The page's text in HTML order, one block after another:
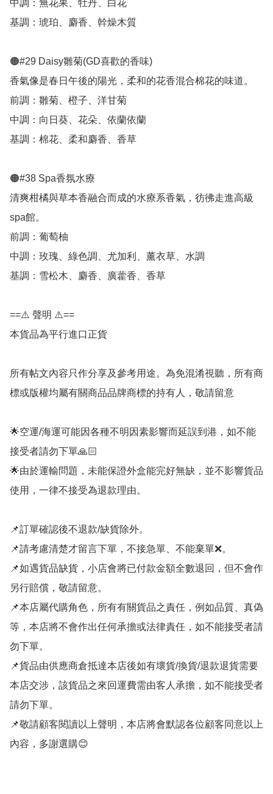
中調：無花果、牡丹、白花
基調：琥珀、麝香、幹燥木質
🟠#29 Daisy雛菊(GD喜歡的香味)
香氣像是春日午後的陽光，柔和的花香混合棉花的味道。
前調：雛菊、橙子、洋甘菊
中調：向日葵、花朵、依蘭依蘭
基調：棉花、柔和麝香、香草
🟠#38 Spa香氛水療
清爽柑橘與草本香融合而成的水療系香氣，彷彿走進高級
spa館。
前調：葡萄柚
中調：玫瑰、綠色調、尤加利、薰衣草、水調
基調：雪松木、麝香、廣藿香、香草
==⚠️ 聲明 ⚠️==
本貨品為平行進口正貨
所有帖文內容只作分享及參考用途。為免混淆視聽，所有商
標或版權均屬有關商品品牌商標的持有人，敬請留意
🌟空運/海運可能因各種不明因素影響而延誤到港，如不能
接受者請勿下單🙏🏻
🌟由於運輸問題，未能保證外盒能完好無缺，並不影響貨品
使用，一律不接受為退款理由。
📌訂單確認後不退款/缺貨除外。
📌請考慮清楚才留言下單，不接急單、不能棄單❌。
📌如遇貨品缺貨，小店會將已付款金額全數退回，但不會作
另行賠償，敬請留意。
📌本店屬代購角色，所有有關貨品之責任，例如品質、真偽
等，本店將不會作出任何承擔或法律責任，如不能接受者請
勿下單。
📌貨品由供應商倉抵達本店後如有壞貨/換貨/退款退貨需要
本店交涉，該貨品之來回運費需由客人承擔，如不能接受者
請勿下單。
📌敬請顧客閱讀以上聲明，本店將會默認各位顧客同意以上